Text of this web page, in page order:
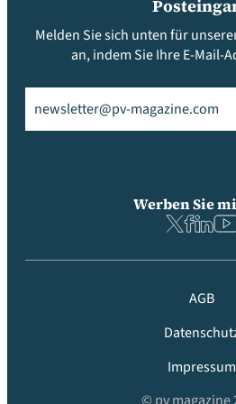
Melden Sie sich unten für
an, indem Sie Ihre E-Mail-
Werben Sie
AGB
Impressum